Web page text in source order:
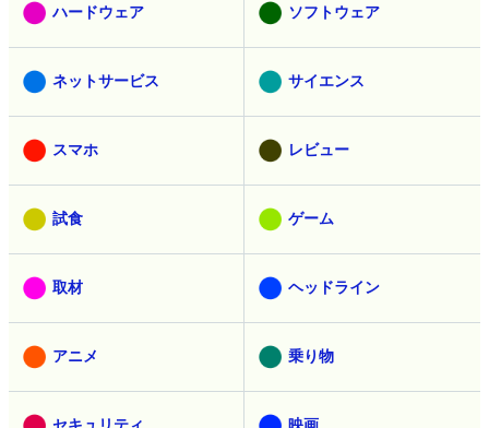
ハードウェア ソフトウェア
ネットサービス サイエンス
スマホ レビュー
試食 ゲーム
取材 ヘッドライン
アニメ 乗り物
セキュリティ 映画